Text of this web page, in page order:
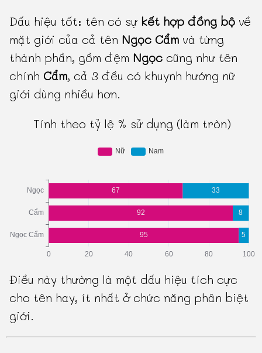
Dấu hiệu tốt: tên có sự kết hợp đồng bộ về
mặt giới của cả tên Ngọc Cẩm và từng
thành phần, gồm đệm Ngọc cũng như tên
chínhCẩm, cả 3 đều có khuynh hướng nữ
giới dùng nhiều hơn.
Tính theo tỷ lệ % sử dụng (làm tròn)
Điều này thường là một dấu hiệu tích cực
cho tên hay, ít nhất ở chức năng phân biệt
giới.